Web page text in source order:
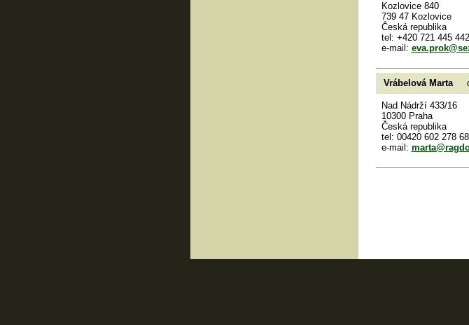
Kozlovice 840
739 47 Kozlovice
Česká republika
tel: +420 721 445 442
e-mail:
Vrábelová Marta
Nad Nádrží 433/16
10300 Praha
Česká republika
tel: 00420 602 278
e-mail: